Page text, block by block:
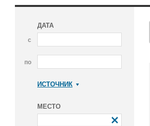
ДАТА
с
по
ИСТОЧНИК
МЕСТО